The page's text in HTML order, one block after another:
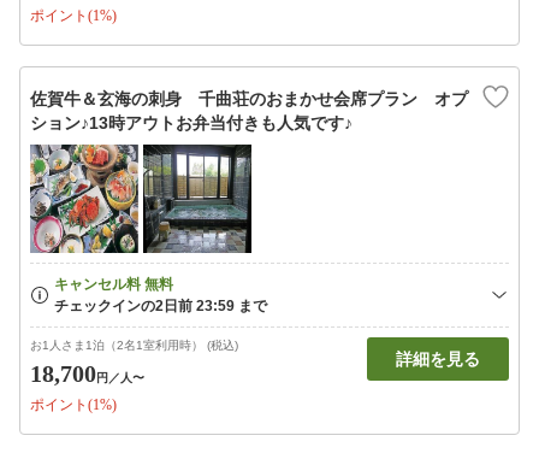
ポイント(1%)
佐賀牛＆玄海の刺身 千曲荘のおまかせ会席プラン オプ
ション♪13時アウトお弁当付きも人気です♪
お1人さま1泊（2名1室利用時） (税込)
18,700円 ／人〜
ポイント(1%)
詳細を見る